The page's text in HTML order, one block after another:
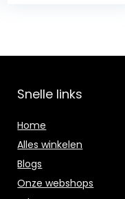
Snelle links
Home
Alles winkelen
Blogs
Onze webshops